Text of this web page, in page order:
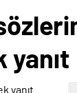
yanıt